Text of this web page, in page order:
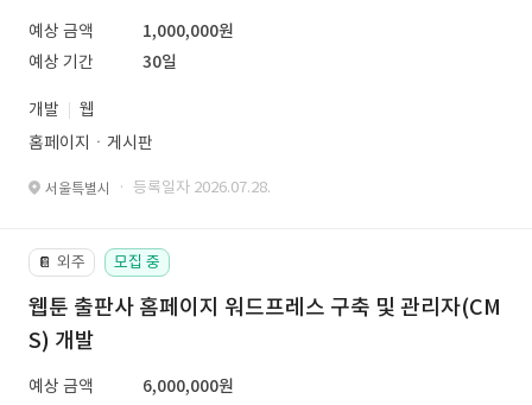
예상 금액
1,000,000원
예상 기간
30일
개발
웹
홈페이지ㆍ게시판
서울특별시 · 등록일자 2026.07.28.
📔 외주 모집 중
웹툰 출판사 홈페이지 워드프레스 구축 및 관리자(CM
S) 개발
예상 금액
6,000,000원